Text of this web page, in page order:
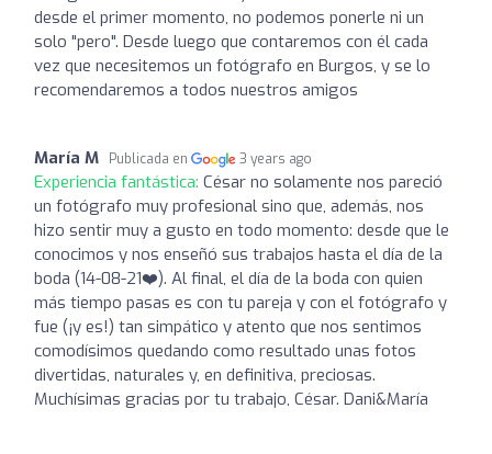
desde el primer momento, no podemos ponerle ni un
solo "pero". Desde luego que contaremos con él cada
vez que necesitemos un fotógrafo en Burgos, y se lo
recomendaremos a todos nuestros amigos
María M Publicada en 3 years ago
Experiencia fantástica: César no solamente nos pareció
un fotógrafo muy profesional sino que, además, nos
hizo sentir muy a gusto en todo momento: desde que le
conocimos y nos enseñó sus trabajos hasta el día de la
boda (14-08-21❤️). Al final, el día de la boda con quien
más tiempo pasas es con tu pareja y con el fotógrafo y
fue (¡y es!) tan simpático y atento que nos sentimos
comodísimos quedando como resultado unas fotos
divertidas, naturales y, en definitiva, preciosas.
Muchísimas gracias por tu trabajo, César. Dani&María